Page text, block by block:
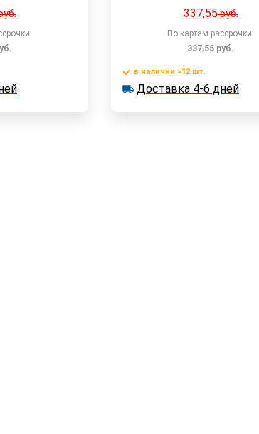
337,55руб.
По картам рассрочки:
337,55 руб.
В
в наличии >12 шт.
в наличии >12 шт.
Доставка 4-6 дней